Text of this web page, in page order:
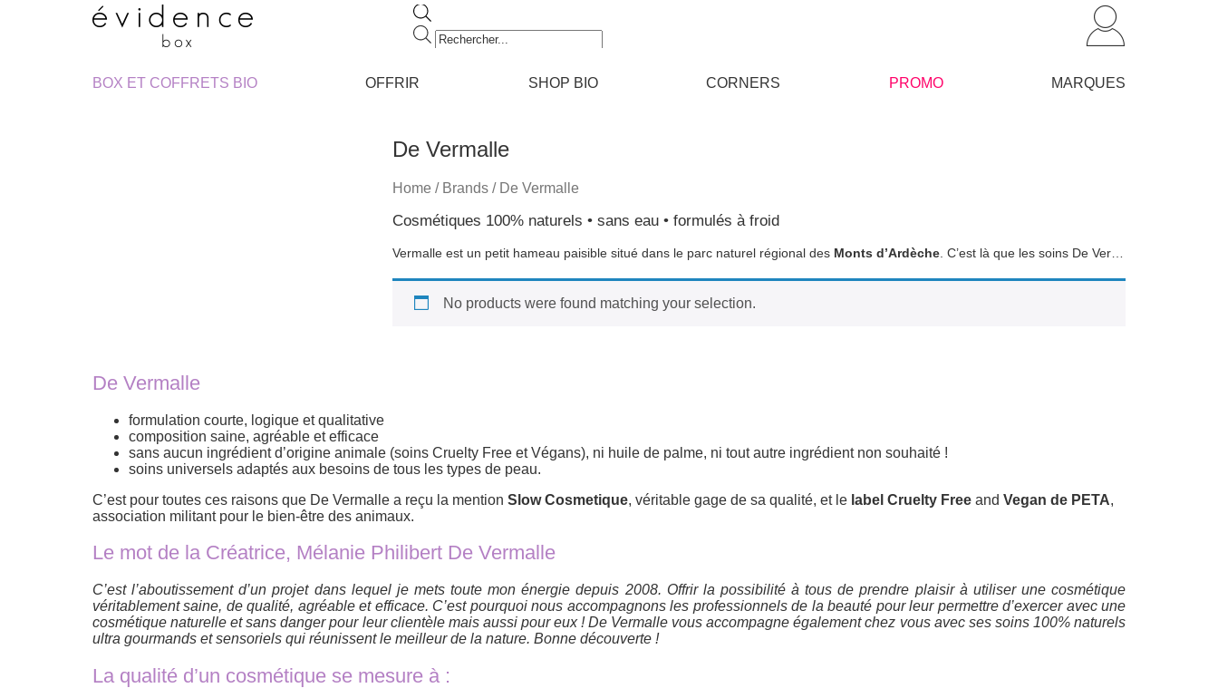
Recherche
de
BOX ET COFFRETS BIO
OFFRIR SHOP BIO CORNERS PROMO MARQUES
De Vermalle
Home / Brands / De Vermalle
Cosmétiques 100% naturels • sans eau • formulés à froid
Vermalle est un petit hameau paisible situé dans le parc naturel régional des Monts d’Ardèche. C’est là que les soins De Vermalle ont été imaginés, au plus proche de la nature. Cette gamme de soins visage et corps ne propose que des formules intelligentes
No products were found matching your selection.
De Vermalle
formulation courte, logique et qualitative
composition saine, agréable et efficace
sans aucun ingrédient d’origine animale (soins Cruelty Free et Végans), ni huile de palme, ni tout autre ingrédient non souhaité !
soins universels adaptés aux besoins de tous les types de peau.
C’est pour toutes ces raisons que De Vermalle a reçu la mention Slow Cosmetique, véritable gage de sa qualité, et le label Cruelty Free and Vegan de PETA,
association militant pour le bien-être des animaux.
Le mot de la Créatrice, Mélanie Philibert De Vermalle
C’est l’aboutissement d’un projet dans lequel je mets toute mon énergie depuis 2008. Offrir la possibilité à tous de prendre plaisir à utiliser une cosmétique
véritablement saine, de qualité, agréable et efficace. C’est pourquoi nous accompagnons les professionnels de la beauté pour leur permettre d’exercer avec une
cosmétique naturelle et sans danger pour leur clientèle mais aussi pour eux ! De Vermalle vous accompagne également chez vous avec ses soins 100% naturels
ultra gourmands et sensoriels qui réunissent le meilleur de la nature. Bonne découverte !
La qualité d’un cosmétique se mesure à :